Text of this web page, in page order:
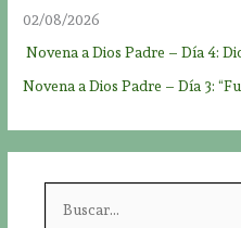
02/08/2026
Novena a Dios Padre – Día 4:
Novena a Dios Padre – Día 3: